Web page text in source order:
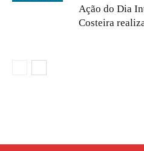
Ação do Dia
Costeira